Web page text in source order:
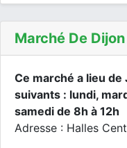
Marché De Dijon
Ce marché a lieu
suivants : lundi,
samedi de 8h à 12h
Adresse : Halles